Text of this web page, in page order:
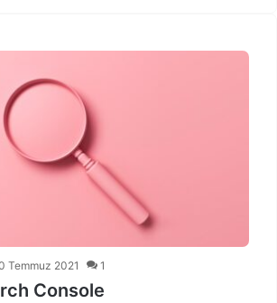
Temmuz 2021 1
Console